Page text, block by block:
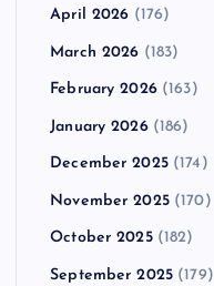
April 2026 (176)
March 2026 (183)
February 2026(163)
January 2026(186)
December 2025(174)
November 2025(170)
October 2025(182)
September 2025 (179)